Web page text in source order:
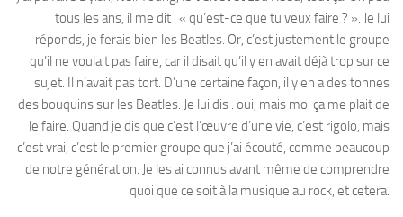
tous les ans, il me dit : « qu’est-ce que tu veux faire ? ». Je lui
réponds, je ferais bien les Beatles. Or, c’est justement le groupe
qu’il ne voulait pas faire, car il disait qu’il y en avait déjà trop sur ce
sujet. Il n’avait pas tort. D’une certaine façon, il y en a des tonnes
des bouquins sur les Beatles. Je lui dis : oui, mais moi ça me plait de
le faire. Quand je dis que c’est l’œuvre d’une vie, c’est rigolo, mais
c’est vrai, c’est le premier groupe que j’ai écouté, comme beaucoup
de notre génération. Je les ai connus avant même de comprendre
quoi que ce soit à la musique au rock, et cetera.